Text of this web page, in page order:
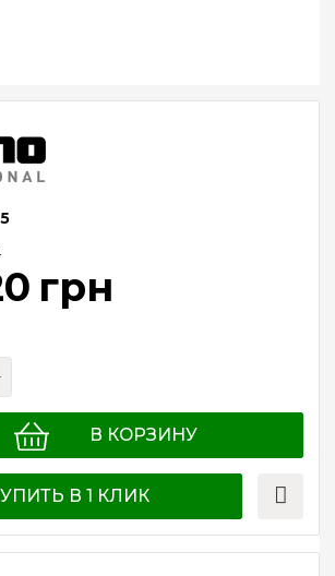
грн
В КОРЗИНУ
В 1 КЛИК